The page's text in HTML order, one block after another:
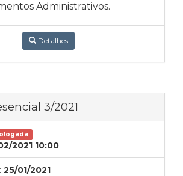
Administrativos.
Detalhes
3/2021
2021 10:00
25/01/2021